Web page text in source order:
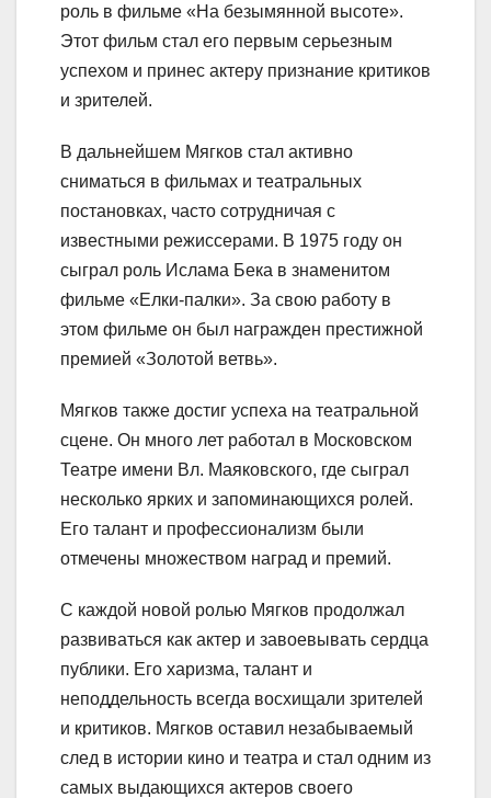
роль в фильме «На безымянной высоте».
Этот фильм стал его первым серьезным
успехом и принес актеру признание критиков
и зрителей.
В дальнейшем Мягков стал активно
сниматься в фильмах и театральных
постановках, часто сотрудничая с
известными режиссерами. В 1975 году он
сыграл роль Ислама Бека в знаменитом
фильме «Елки-палки». За свою работу в
этом фильме он был награжден престижной
премией «Золотой ветвь».
Мягков также достиг успеха на театральной
сцене. Он много лет работал в Московском
Театре имени Вл. Маяковского, где сыграл
несколько ярких и запоминающихся ролей.
Его талант и профессионализм были
отмечены множеством наград и премий.
С каждой новой ролью Мягков продолжал
развиваться как актер и завоевывать сердца
публики. Его харизма, талант и
неподдельность всегда восхищали зрителей
и критиков. Мягков оставил незабываемый
след в истории кино и театра и стал одним из
самых выдающихся актеров своего